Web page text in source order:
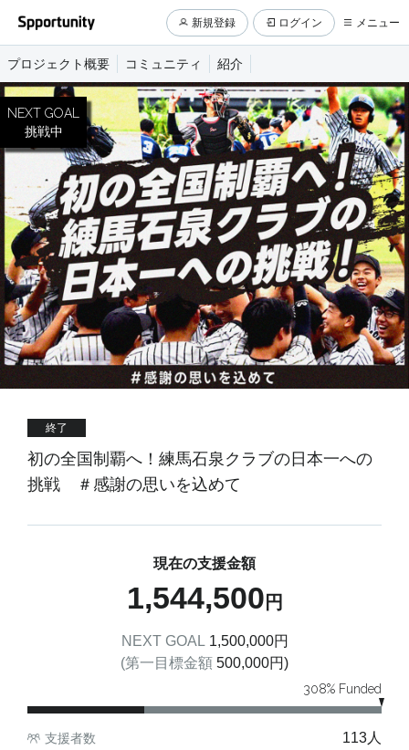
新規登録 ログイン メニュー
プロジェクト概要 コミュニティ 紹介
NEXT GOAL
挑戦中
終了
初の全国制覇へ！練馬石泉クラブの日本一への
挑戦 ＃感謝の思いを込めて
現在の支援金額
1,544,500 円
NEXT GOAL 1,500,000円
(第一目標金額 500,000円)
308% Funded
支援者数 113人